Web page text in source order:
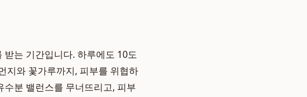
는 기간입니다. 하루에도 10도
지와 꽃가루까지, 피부를 위협하
분 밸런스를 무너뜨리고, 피부